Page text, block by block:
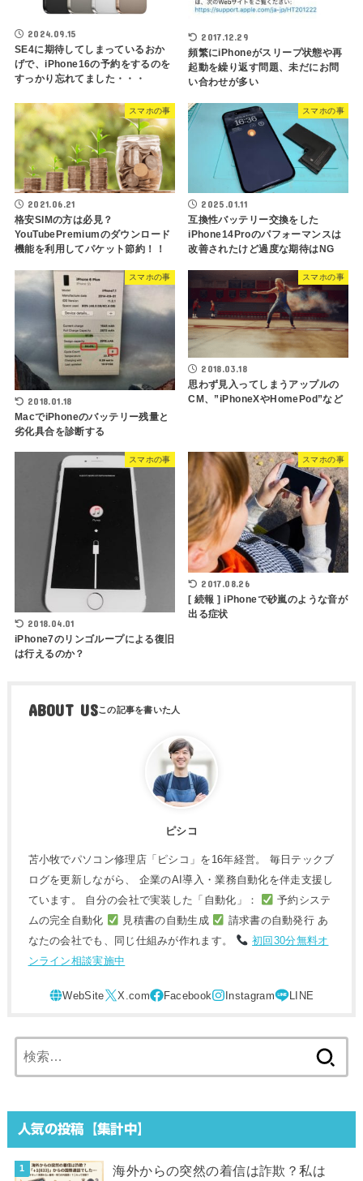
2024.09.15
SE4に期待してしまっているおか
げで、iPhone16の予約をするのを
すっかり忘れてました・・・
2017.12.29
頻繁にiPhoneがスリープ状態や再
起動を繰り返す問題、未だにお問
い合わせが多い
スマホの事
2021.06.21
格安SIMの方は必見？
YouTubePremiumのダウンロード
機能を利用してパケット節約！！
スマホの事
2025.01.11
互換性バッテリー交換をした
iPhone14Proのパフォーマンスは
改善されたけど過度な期待はNG
スマホの事
2018.01.18
MacでiPhoneのバッテリー残量と
劣化具合を診断する
スマホの事
2018.03.18
思わず見入ってしまうアップルの
CM、”iPhoneXやHomePod”など
スマホの事
2018.04.01
iPhone7のリンゴループによる復旧
は行えるのか？
スマホの事
2017.08.26
[ 続報 ] iPhoneで砂嵐のような音が
出る症状
ABOUT US
ピシコ
苫小牧でパソコン修理店「ピシコ」を16年経営。 毎日テックブ
ログを更新しながら、 企業のAI導入・業務自動化を伴走支援し
ています。 自分の会社で実装した「自動化」：
予約システ
ムの完全自動化
見積書の自動生成
請求書の自動発行 あ
なたの会社でも、同じ仕組みが作れます。
初回30分無料オ
ンライン相談実施中
索:
人気の投稿【集計中】
海外からの突然の着信は詐欺？私は